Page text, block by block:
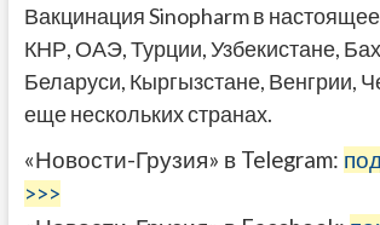
Вакцинация Sinopharm в
КНР, ОАЭ, Турции, Узбекистане,
Беларуси, Кыргызстане, Венгрии,
еще нескольких странах.
«Новости-Грузия» в Telegram:
>>>